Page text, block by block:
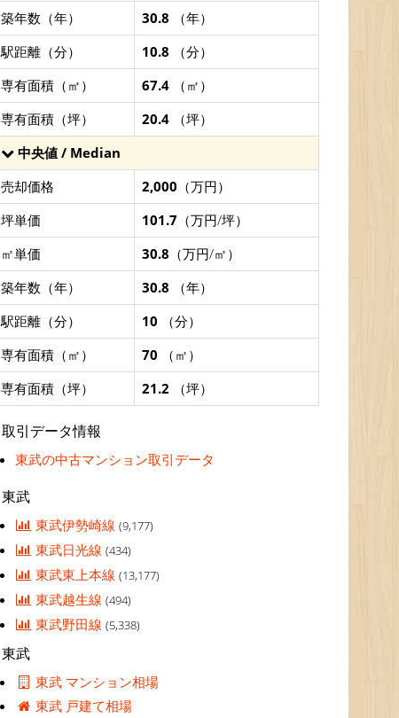
築年数（年）
30.8 （年）
駅距離（分）
10.8 （分）
専有面積（㎡）
67.4 （㎡）
専有面積（坪）
20.4 （坪）
中央値 / Median
売却価格
2,000 （万円）
坪単価
101.7 （万円/坪）
㎡単価
30.8 （万円/㎡）
築年数（年）
30.8 （年）
駅距離（分）
10 （分）
専有面積（㎡）
70 （㎡）
専有面積（坪）
21.2 （坪）
取引データ情報
東武の中古マンション取引データ
東武
東武伊勢崎線(9,177)
東武日光線(434)
東武東上本線(13,177)
東武越生線(494)
東武野田線(5,338)
東武
東武 マンション相場
東武 戸建て相場